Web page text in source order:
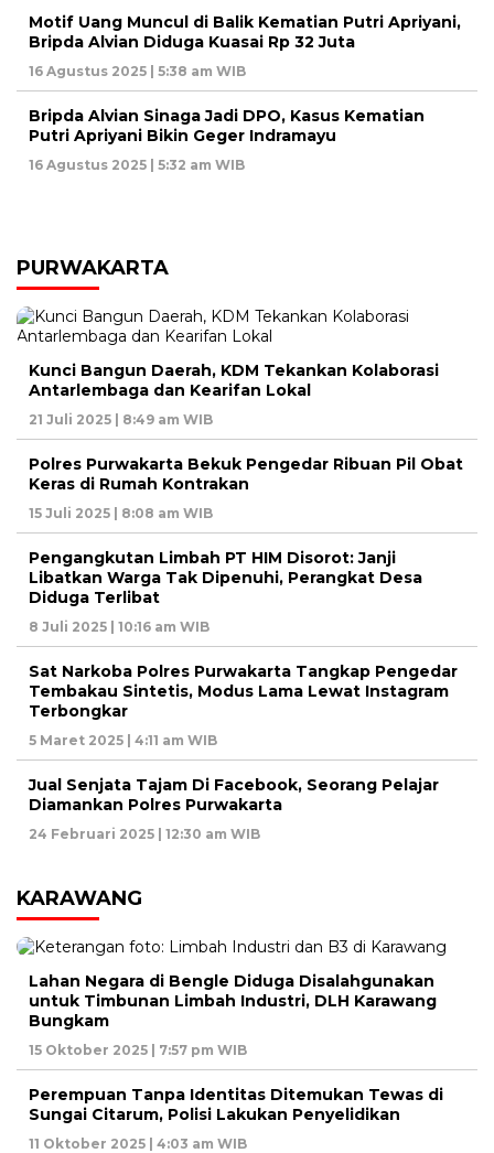
Motif Uang Muncul di Balik Kematian Putri Apriyani,
Bripda Alvian Diduga Kuasai Rp 32 Juta
16 Agustus 2025 | 5:38 am WIB
Bripda Alvian Sinaga Jadi DPO, Kasus Kematian
Putri Apriyani Bikin Geger Indramayu
16 Agustus 2025 | 5:32 am WIB
PURWAKARTA
Kunci Bangun Daerah, KDM Tekankan Kolaborasi
Antarlembaga dan Kearifan Lokal
21 Juli 2025 | 8:49 am WIB
Polres Purwakarta Bekuk Pengedar Ribuan Pil Obat
Keras di Rumah Kontrakan
15 Juli 2025 | 8:08 am WIB
Pengangkutan Limbah PT HIM Disorot: Janji
Libatkan Warga Tak Dipenuhi, Perangkat Desa
Diduga Terlibat
8 Juli 2025 | 10:16 am WIB
Sat Narkoba Polres Purwakarta Tangkap Pengedar
Tembakau Sintetis, Modus Lama Lewat Instagram
Terbongkar
5 Maret 2025 | 4:11 am WIB
Jual Senjata Tajam Di Facebook, Seorang Pelajar
Diamankan Polres Purwakarta
24 Februari 2025 | 12:30 am WIB
KARAWANG
Lahan Negara di Bengle Diduga Disalahgunakan
untuk Timbunan Limbah Industri, DLH Karawang
Bungkam
15 Oktober 2025 | 7:57 pm WIB
Perempuan Tanpa Identitas Ditemukan Tewas di
Sungai Citarum, Polisi Lakukan Penyelidikan
11 Oktober 2025 | 4:03 am WIB